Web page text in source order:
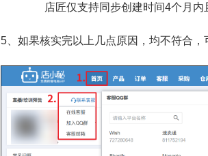
店匠仅支持同步创建时间4个月内且
5、如果核实完以上几点原因，均不符合